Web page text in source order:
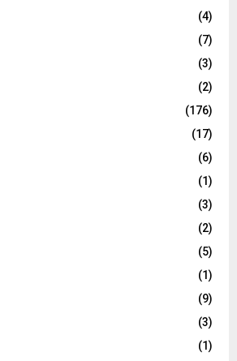
(4)
(7)
(3)
(2)
(176)
(17)
(6)
(1)
(3)
(2)
(5)
(1)
(9)
(3)
(1)